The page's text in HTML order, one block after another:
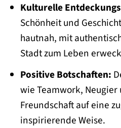
Kulturelle
Schönheit und
hautnah, mit
Stadt zum Leben
Positive Botschaften:
wie Teamwork,
Freundschaft auf eine
inspirierende Weise.